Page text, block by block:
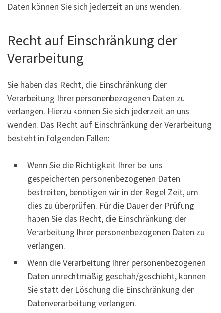
Daten können Sie sich jederzeit an uns wenden.
Recht auf Einschränkung der
Verarbeitung
Sie haben das Recht, die Einschränkung der
Verarbeitung Ihrer personenbezogenen Daten zu
verlangen. Hierzu können Sie sich jederzeit an uns
wenden. Das Recht auf Einschränkung der Verarbeitung
besteht in folgenden Fällen:
Wenn Sie die Richtigkeit Ihrer bei uns
gespeicherten personenbezogenen Daten
bestreiten, benötigen wir in der Regel Zeit, um
dies zu überprüfen. Für die Dauer der Prüfung
haben Sie das Recht, die Einschränkung der
Verarbeitung Ihrer personenbezogenen Daten zu
verlangen.
Wenn die Verarbeitung Ihrer personenbezogenen
Daten unrechtmäßig geschah/geschieht, können
Sie statt der Löschung die Einschränkung der
Datenverarbeitung verlangen.